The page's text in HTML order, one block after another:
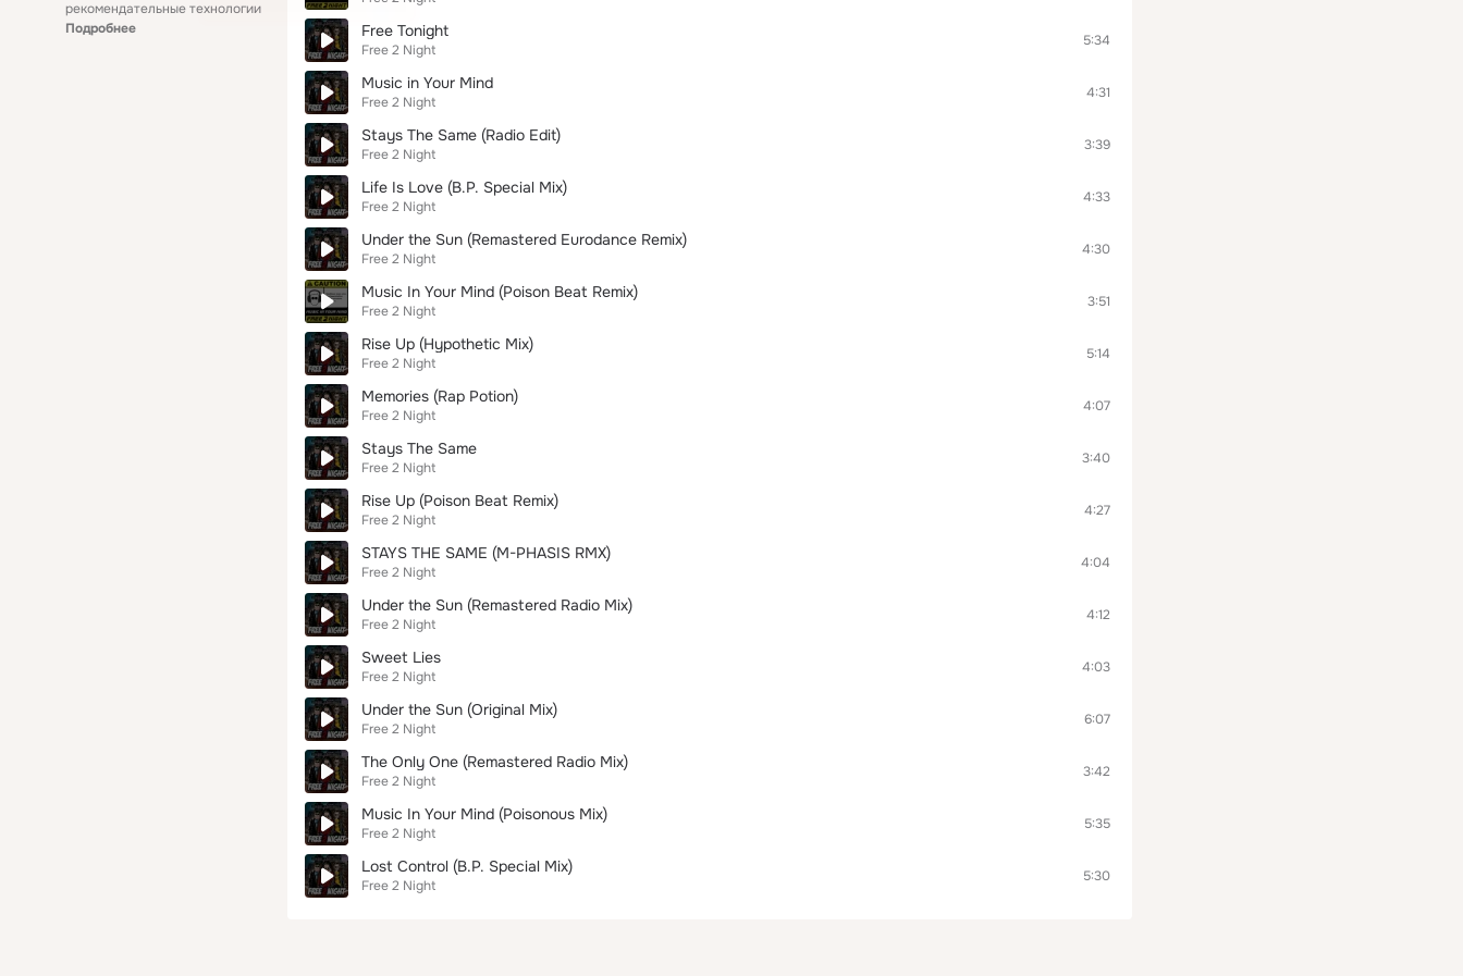
рекомендательные технологии
Подробнее
Free Tonight
Free 2 Night
5:34
Music in Your Mind
Free 2 Night
4:31
Stays The Same (Radio Edit)
Free 2 Night
3:39
Life Is Love (B.P. Special Mix)
Free 2 Night
4:33
Under the Sun (Remastered Eurodance Remix)
Free 2 Night
4:30
Music In Your Mind (Poison Beat Remix)
Free 2 Night
3:51
Rise Up (Hypothetic Mix)
Free 2 Night
5:14
Memories (Rap Potion)
Free 2 Night
4:07
Stays The Same
Free 2 Night
3:40
Rise Up (Poison Beat Remix)
Free 2 Night
4:27
STAYS THE SAME (M-PHASIS RMX)
Free 2 Night
4:04
Under the Sun (Remastered Radio Mix)
Free 2 Night
4:12
Sweet Lies
Free 2 Night
4:03
Under the Sun (Original Mix)
Free 2 Night
6:07
The Only One (Remastered Radio Mix)
Free 2 Night
3:42
Music In Your Mind (Poisonous Mix)
Free 2 Night
5:35
Lost Control (B.P. Special Mix)
Free 2 Night
5:30